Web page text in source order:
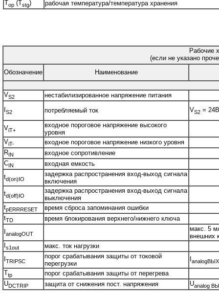
Top (Tstg) рабочая температура/температура хранения
Рабочие
(если не указано
Обозначение
Наименование
VS2
нестабилизированное напряжение питания
S2 потребляемый ток VS2 = 24В
ViT+
входное пороговое напряжение высокого
уровня
ViT-
входное пороговое напряжение низкого уровня
RIN
входное сопротивление
CIN
входная емкость
td(on)IO
задержка распространения вход-выход сигнала
включения
td(off)IO
задержка распространения вход-выход сигнала
выключения
tpERRRESET
время сброса запоминания ошибки
tTD
время блокирования верхнего/нижнего ключа
analogOUT
макс. 5
внешних
s1out
макс. ток нагрузки
TRIPSC
порог срабатывания защиты от токовой
перегрузки
Ttp
порог срабатывания защиты от перегрева
UDCTRIP защита от снижения пост. напряжения Uanalog